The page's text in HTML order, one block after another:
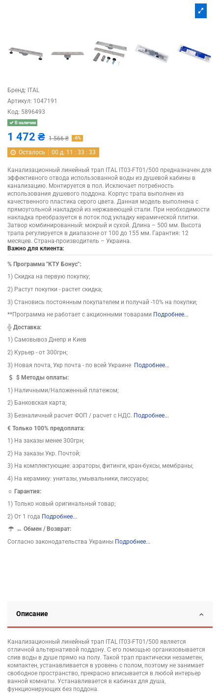
Бренд: ITAL
Артикул: 1047191
Код: 5896493
В наличии
1 472 ₴ 1 566 ₴ -6%
Осталось 00 д. 11 :33 :32
Канализационный линейный трап ITAL IT03-FT01/500 предназначен для
эффективного отвода использованной воды из душевой кабины в
канализацию. Монтируется в пол. Исключает потребность
использования душевого поддона. Корпус трапа выполнен из
качественного пластика серого цвета. Данная модель выполнена с
прямоугольной накладкой из нержавеющей стали. При необходимости
накладка преобразуется в лоток под укладку керамической плитки.
Затвор комбинированный: мокрый и сухой. Длина – 500 мм. Высота
трапа регулируется в диапазоне от 100 до 155 мм. Гарантия: 12
месяцев. Страна-производитель – Украина.
Важно для клиента:
% Программа "КТУ Бонус":
1) Скидка на первую покупку;
2) Растут покупки - растет скидка;
3) Становись постоянным покупателем и получай -10% на покупки;
**Программа не работает с акционными товарами Подробнее...
╬ Доставка:
1) Самовывоз Днепр и Киев
2) Курьер - от 300грн;
3) Новая почта, Укр почта - по всей Украине Подробнее...
$ Методы оплаты:
1) Наличными/Наложенный платежом;
2) Банковская карта;
3) Безналичный расчет ФОП / расчет с НДС. Подробнее...
€ Только 100% предоплата:
1) На заказы менее 300грн;
2) На заказы Укр. Почтой;
3) На комплектующие: аэраторы, фитинги, кран-буксы, мембраны;
4) На керамику: унитазы, умывальники, писсуары;
☼ Гарантия:
1) Только новый оригинальный товар;
2) От 1 года Подробнее...
↔Обмен / Возврат:
Согласно законодательства Украины Подробнее...
Описание
Канализационный линейный трап ITAL IT03-FT01/500 является
отличной альтернативой поддону. С его помощью организовывается
слив воды в душе прямо на полу. Такой трап практически незаметен,
компактен, устанавливается в уровень с полом, поэтому не занимает
свободное пространство, прекрасно вписывается в любой интерьер
ванной комнаты. Устанавливается в кабинах для душа,
функционирующих без поддона.